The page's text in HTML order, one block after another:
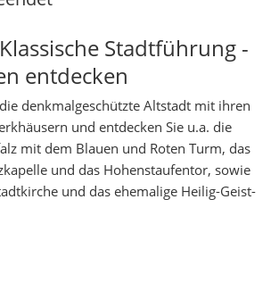
Stadtführung -
entdecken
denkmalgeschützte Altstadt mit ihren
und entdecken Sie u.a. die
mit dem Blauen und Roten Turm, das
und das Hohenstaufentor, sowie
und das ehemalige Heilig-Geist-